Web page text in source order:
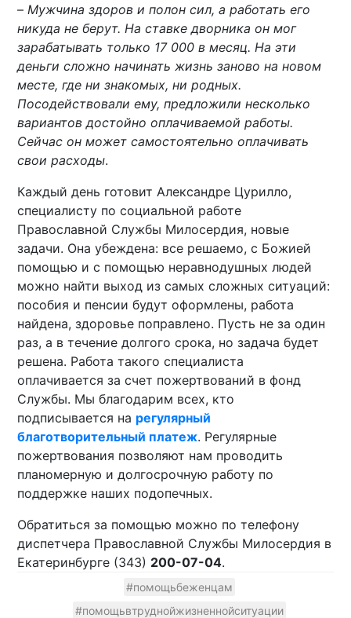
– Мужчина здоров и полон сил, а работать его
никуда не берут. На ставке дворника он мог
зарабатывать только 17 000 в месяц. На эти
деньги сложно начинать жизнь заново на новом
месте, где ни знакомых, ни родных.
Посодействовали ему, предложили несколько
вариантов достойно оплачиваемой работы.
Сейчас он может самостоятельно оплачивать
свои расходы.
Каждый день готовит Александре Цурилло,
специалисту по социальной работе
Православной Службы Милосердия, новые
задачи. Она убеждена: все решаемо, с Божией
помощью и с помощью неравнодушных людей
можно найти выход из самых сложных ситуаций:
пособия и пенсии будут оформлены, работа
найдена, здоровье поправлено. Пусть не за один
раз, а в течение долгого срока, но задача будет
решена. Работа такого специалиста
оплачивается за счет пожертвований в фонд
Службы. Мы благодарим всех, кто
подписывается на регулярный
благотворительный платеж. Регулярные
пожертвования позволяют нам проводить
планомерную и долгосрочную работу по
поддержке наших подопечных.
Обратиться за помощью можно по телефону
диспетчера Православной Службы Милосердия в
Екатеринбурге (343) 200-07-04.
#помощьбеженцам
#помощьвтруднойжизненнойситуации